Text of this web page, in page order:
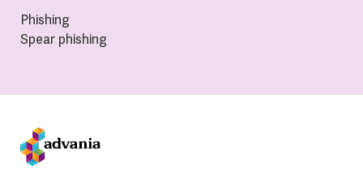
Phishing
Spear phishing